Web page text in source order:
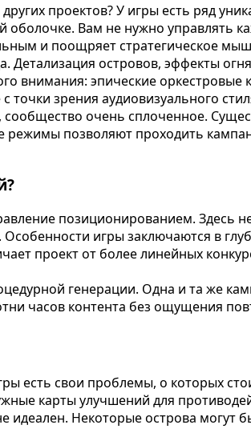
проектов? У игры есть ряд
оболочке. Вам не нужно управлять
и поощряет стратегическое
Детализация островов, эффекты
внимания: эпические
точки зрения аудиовизуального
очень сплоченное.
позволяют проходить
позиционированием. Здесь
игры заключаются в
проект от более линейных
генерации. Одна и та же
часов контента без ощущения
есть свои проблемы, о которых
карты улучшений для
Некоторые острова